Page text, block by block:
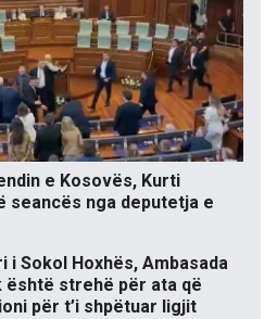
e Kosovës, Kurti
seancës nga deputetja e
i Sokol Hoxhës, Ambasada
është strehë për ata që
për t’i shpëtuar ligjit